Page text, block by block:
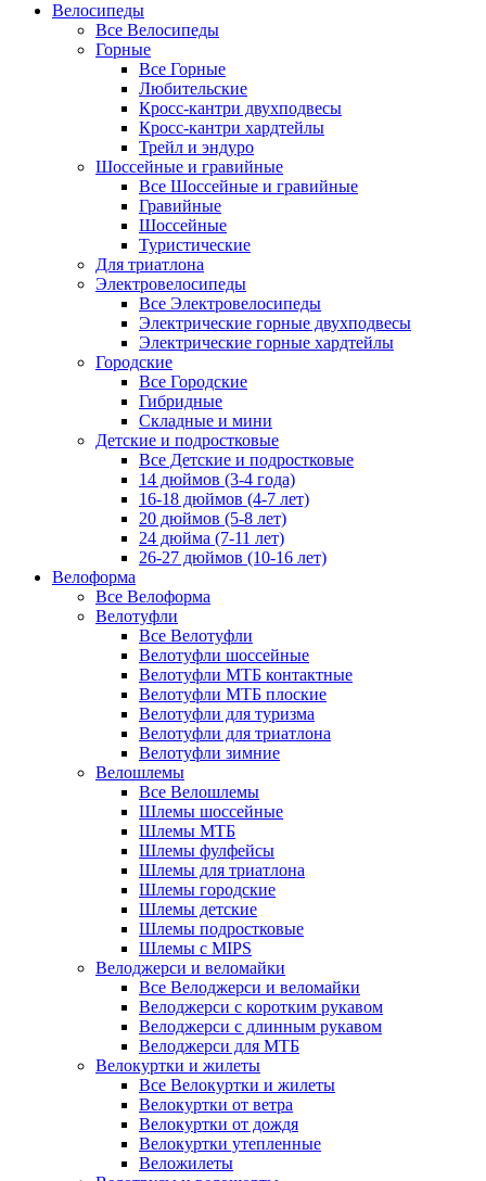
Велосипеды
Все Велосипеды
Горные
Все Горные
Любительские
Кросс-кантри двухподвесы
Кросс-кантри хардтейлы
Трейл и эндуро
Шоссейные и гравийные
Все Шоссейные и гравийные
Гравийные
Шоссейные
Туристические
Для триатлона
Электровелосипеды
Все Электровелосипеды
Электрические горные двухподвесы
Электрические горные хардтейлы
Городские
Все Городские
Гибридные
Складные и мини
Детские и подростковые
Все Детские и подростковые
14 дюймов (3-4 года)
16-18 дюймов (4-7 лет)
20 дюймов (5-8 лет)
24 дюйма (7-11 лет)
26-27 дюймов (10-16 лет)
Велоформа
Все Велоформа
Велотуфли
Все Велотуфли
Велотуфли шоссейные
Велотуфли МТБ контактные
Велотуфли МТБ плоские
Велотуфли для туризма
Велотуфли для триатлона
Велотуфли зимние
Велошлемы
Все Велошлемы
Шлемы шоссейные
Шлемы МТБ
Шлемы фулфейсы
Шлемы для триатлона
Шлемы городские
Шлемы детские
Шлемы подростковые
Шлемы с MIPS
Велоджерси и веломайки
Все Велоджерси и веломайки
Велоджерси с коротким рукавом
Велоджерси с длинным рукавом
Велоджерси для МТБ
Велокуртки и жилеты
Все Велокуртки и жилеты
Велокуртки от ветра
Велокуртки от дождя
Велокуртки утепленные
Веложилеты